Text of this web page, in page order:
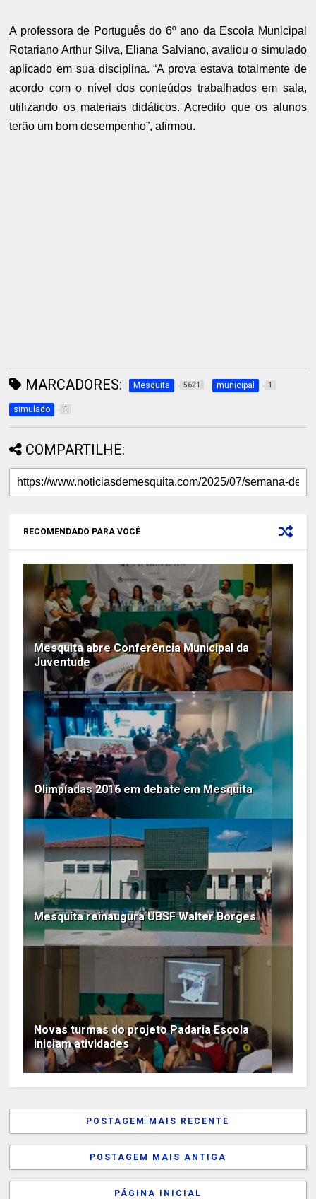
A professora de Português do 6º ano da Escola Municipal
Rotariano Arthur Silva, Eliana Salviano, avaliou o simulado
aplicado em sua disciplina. “A prova estava totalmente de
acordo com o nível dos conteúdos trabalhados em sala,
utilizando os materiais didáticos. Acredito que os alunos
terão um bom desempenho”, afirmou.
MARCADORES: Mesquita 5621 municipal 1
simulado 1
COMPARTILHE:
RECOMENDADO PARA VOCÊ
Mesquita abre Conferência Municipal da
Juventude
Olimpíadas 2016 em debate em Mesquita
Mesquita reinaugura UBSF Walter Borges
Novas turmas do projeto Padaria Escola
iniciam atividades
POSTAGEM MAIS RECENTE
POSTAGEM MAIS ANTIGA
PÁGINA INICIAL